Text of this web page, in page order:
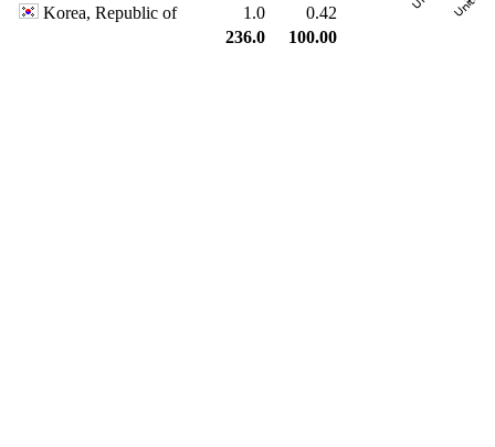
Korea, Republic of
1.0
0.42
236.0
100.00